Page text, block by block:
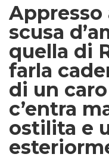
Appresso
scusa
quella di
farla
di un
c’entra
ostilita e